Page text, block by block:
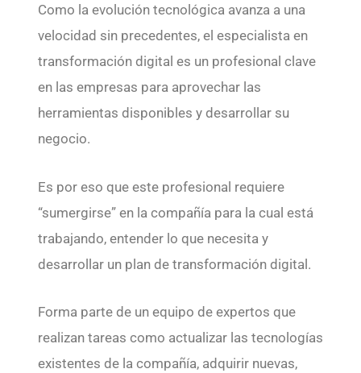
Como la evolución tecnológica avanza a una
velocidad sin precedentes, el especialista en
transformación digital es un profesional clave
en las empresas para aprovechar las
herramientas disponibles y desarrollar su
negocio.
Es por eso que este profesional requiere
“sumergirse” en la compañía para la cual está
trabajando, entender lo que necesita y
desarrollar un plan de transformación digital.
Forma parte de un equipo de expertos que
realizan tareas como actualizar las tecnologías
existentes de la compañía, adquirir nuevas,